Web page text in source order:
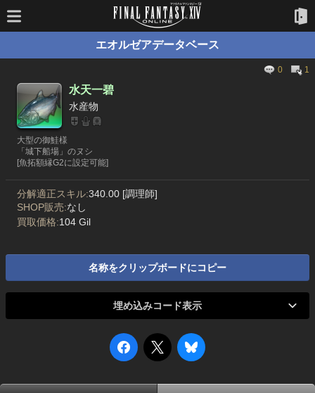
エオルゼアデータベース
0 1
水天一碧
水産物
大型の御鮭様
「城下船場」のヌシ
[魚拓額縁G2に設定可能]
分解適正スキル:340.00 [調理師]
SHOP販売:なし
買取価格:104 Gil
名称をクリップボードにコピー
埋め込みコード表示